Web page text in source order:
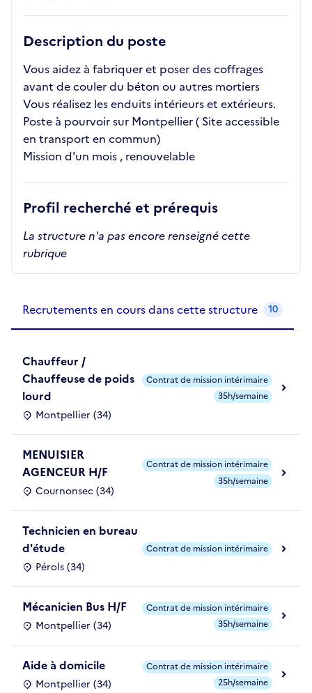
Description du poste
Vous aidez à fabriquer et poser des coffrages
avant de couler du béton ou autres mortiers
Vous réalisez les enduits intérieurs et extérieurs.
Poste à pourvoir sur Montpellier ( Site accessible
en transport en commun)
Mission d'un mois , renouvelable
Profil recherché et prérequis
La structure n'a pas encore renseigné cette
rubrique
Recrutements en cours dans cette structure 10
Chauffeur /
Chauffeuse de poids
lourd
Montpellier (34)
Contrat de mission intérimaire
35h/semaine
MENUISIER
AGENCEUR H/F
Cournonsec (34)
Contrat de mission intérimaire
35h/semaine
Technicien en bureau
d'étude
Pérols (34)
Contrat de mission intérimaire
Mécanicien Bus H/F
Montpellier (34)
Contrat de mission intérimaire
35h/semaine
Aide à domicile
Montpellier (34)
Contrat de mission intérimaire
25h/semaine